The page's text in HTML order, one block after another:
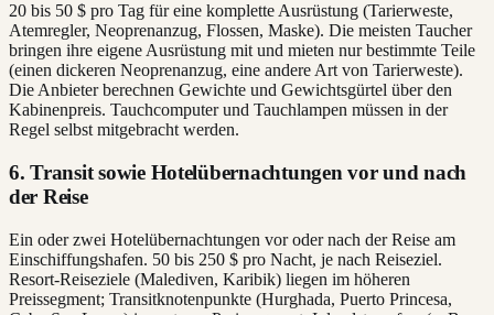
20 bis 50 $ pro Tag für eine komplette Ausrüstung (Tarierweste,
Atemregler, Neoprenanzug, Flossen, Maske). Die meisten Taucher
bringen ihre eigene Ausrüstung mit und mieten nur bestimmte Teile
(einen dickeren Neoprenanzug, eine andere Art von Tarierweste).
Die Anbieter berechnen Gewichte und Gewichtsgürtel über den
Kabinenpreis. Tauchcomputer und Tauchlampen müssen in der
Regel selbst mitgebracht werden.
6. Transit sowie Hotelübernachtungen vor und nach
der Reise
Ein oder zwei Hotelübernachtungen vor oder nach der Reise am
Einschiffungshafen. 50 bis 250 $ pro Nacht, je nach Reiseziel.
Resort-Reiseziele (Malediven, Karibik) liegen im höheren
Preissegment; Transitknotenpunkte (Hurghada, Puerto Princesa,